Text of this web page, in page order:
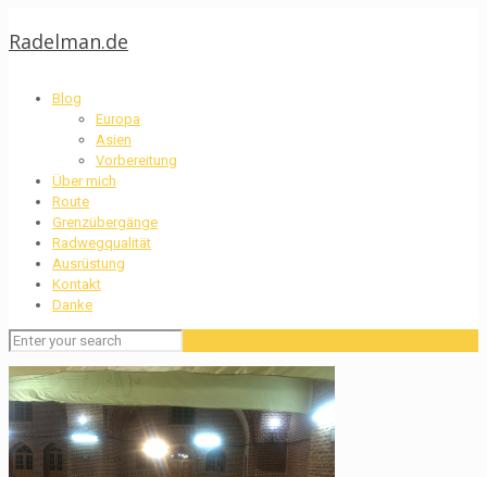
Radelman.de
Blog
Europa
Asien
Vorbereitung
Über mich
Route
Grenzübergänge
Radwegqualität
Ausrüstung
Kontakt
Danke